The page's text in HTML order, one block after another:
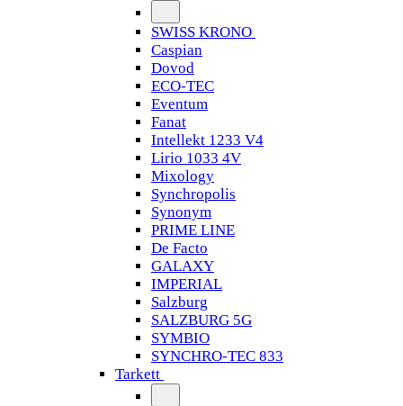
SWISS KRONO
Caspian
Dovod
ECO-TEC
Eventum
Fanat
Intellekt 1233 V4
Lirio 1033 4V
Mixology
Synchropolis
Synonym
PRIME LINE
De Facto
GALAXY
IMPERIAL
Salzburg
SALZBURG 5G
SYMBIO
SYNCHRO-TEC 833
Tarkett